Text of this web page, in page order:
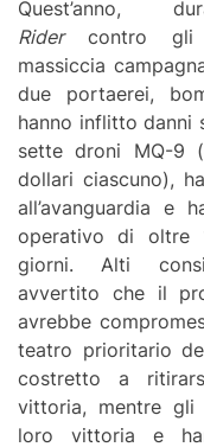
Quest’anno,
Ridercontro gli
massiccia
due portaerei,
hanno inflitto danni
sette droni MQ-9
dollari ciascuno),
all’avanguardia e
operativo di oltre
giorni. Alti
avvertito che il
avrebbe
teatro prioritario
costretto a
vittoria, mentre gli
loro vittoria e